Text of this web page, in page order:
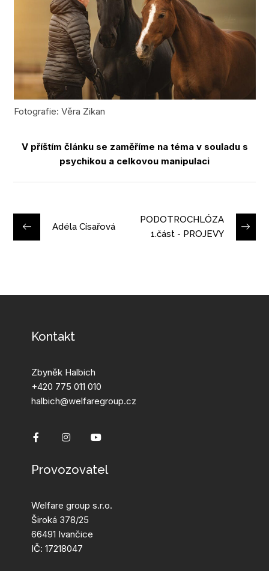
Fotografie: Věra Zikan
V příštím článku se zaměříme na téma v souladu s
psychikou a celkovou manipulaci
Adéla Císařová
PODOTROCHLÓZA
1.část - PROJEVY
Kontakt
Zbyněk Halbich
+420 775 011 010
halbich@welfaregroup.cz
Provozovatel
Welfare group s.r.o.
Široká 378/25
66491 Ivančice
IČ:17218047